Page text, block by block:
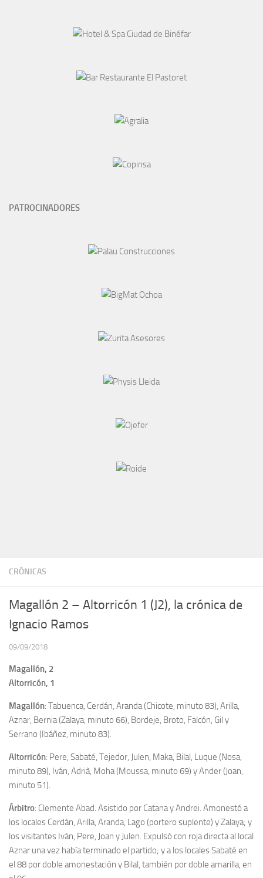
CRÓNICAS
Magallón 2 – Altorricón 1 (J2), la crónica de
Ignacio Ramos
09/09/2018
Magallón, 2
Altorricón, 1
Magallón: Tabuenca, Cerdán, Aranda (Chicote, minuto 83), Arilla,
Aznar, Bernia (Zalaya, minuto 66), Bordeje, Broto, Falcón, Gil y
Serrano (Ibáñez, minuto 83).
Altorricón: Pere, Sabaté, Tejedor, Julen, Maka, Bilal, Luque (Nosa,
minuto 89), Iván, Adrià, Moha (Moussa, minuto 69) y Ander (Joan,
minuto 51).
Árbitro: Clemente Abad. Asistido por Catana y Andrei. Amonestó a
los locales Cerdán, Arilla, Aranda, Lago (portero suplente) y Zalaya; y
los visitantes Iván, Pere, Joan y Julen. Expulsó con roja directa al local
Aznar una vez había terminado el partido; y a los locales Sabaté en
el 88 por doble amonestación y Bilal, también por doble amarilla, en
PATROCINADORES